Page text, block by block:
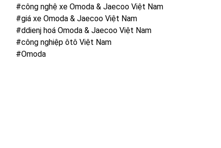
#công nghệ xe Omoda & Jaecoo Việt Nam
#giá xe Omoda & Jaecoo Việt Nam
#ddienj hoá Omoda & Jaecoo Việt Nam
#công nghiệp ôtô Việt Nam
#Omoda